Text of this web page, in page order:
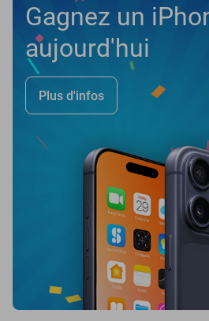
Gagnez un
aujourd'hui
Plus d'infos